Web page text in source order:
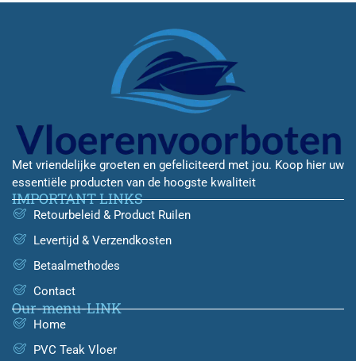
Met vriendelijke groeten en gefeliciteerd met jou. Koop hier uw
essentiële producten van de hoogste kwaliteit
IMPORTANT LINKS
Retourbeleid & Product Ruilen
Levertijd & Verzendkosten
Betaalmethodes
Contact
Our-menu-LINK
Home
PVC Teak Vloer